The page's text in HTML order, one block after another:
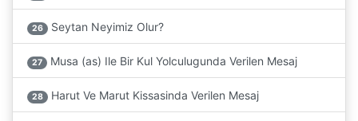
26 Seytan Neyimiz Olur?
27 Musa (as) Ile Bir Kul Yolculugunda Verilen Mesaj
28 Harut Ve Marut Kissasinda Verilen Mesaj